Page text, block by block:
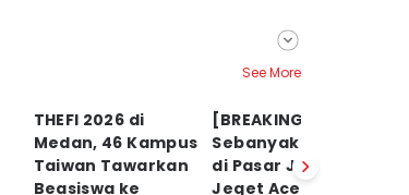
See More
THEFI 2026 di
Medan, 46 Kampus
Taiwan Tawarkan
Beasiswa ke
[BREAKING]
Sebanyak 96 Kios
di Pasar Jaging
Jeget Aceh